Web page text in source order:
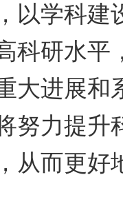
以学科建
科研水平
大进展和
努力提升
从而更好